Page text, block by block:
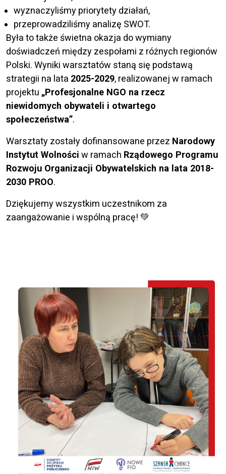
wyznaczyliśmy priorytety działań,
przeprowadziliśmy analizę SWOT.
Była to także świetna okazja do wymiany
doświadczeń między zespołami z różnych regionów
Polski. Wyniki warsztatów staną się podstawą
strategii na lata 2025-2029, realizowanej w ramach
projektu „Profesjonalne NGO na rzecz
niewidomych obywateli i otwartego
społeczeństwa”.
Warsztaty zostały dofinansowane przez Narodowy
Instytut Wolności w ramach Rządowego Programu
Rozwoju Organizacji Obywatelskich na lata 2018-
2030 PROO.
Dziękujemy wszystkim uczestnikom za
zaangażowanie i wspólną pracę! 💚